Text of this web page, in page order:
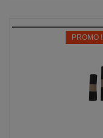
-10%
PROMO !